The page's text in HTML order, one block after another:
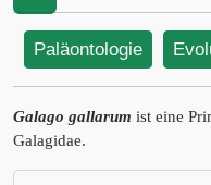
Paläontologie
Galago gallarum ist eine
Galagidae.